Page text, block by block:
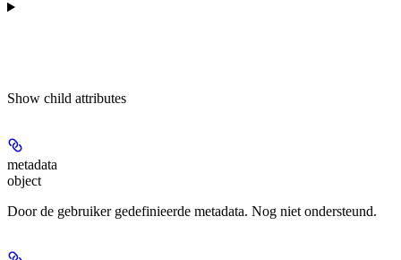
Show child attributes
metadata
object
Door de gebruiker gedefinieerde metadata. Nog niet ondersteund.